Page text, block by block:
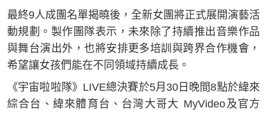
最終9人成團名單揭曉後，全新女團將正式展開演藝活
動規劃。製作團隊表示，未來除了持續推出音樂作品
與舞台演出外，也將安排更多培訓與跨界合作機會，
希望讓女孩們能在不同領域持續成長。
《宇宙啦啦隊》LIVE總決賽於5月30日晚間8點於緯來
綜合台、緯來體育台、台灣大哥大 MyVideo及官方